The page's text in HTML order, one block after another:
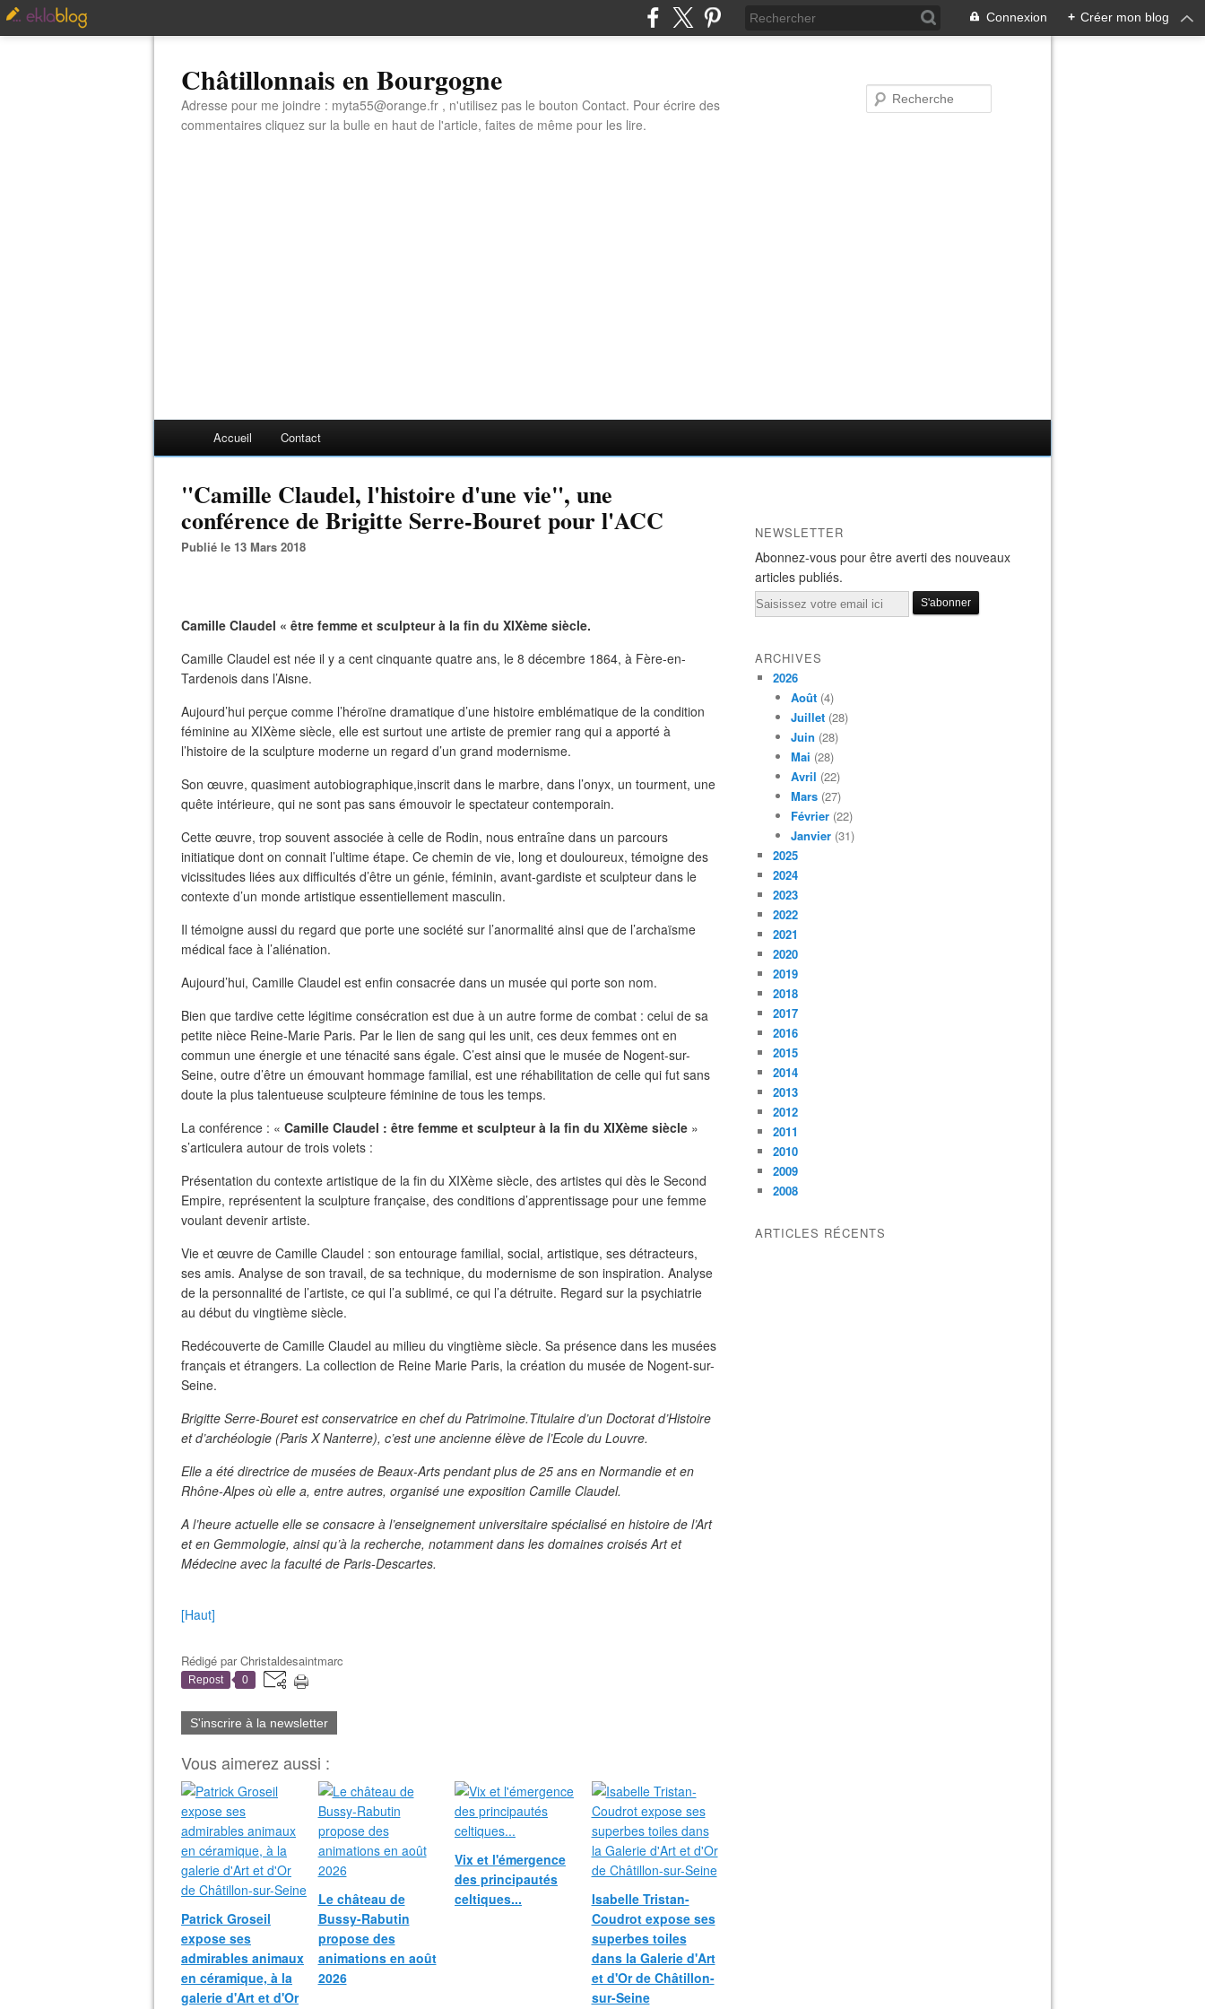
Connexion + Créer mon blog
Châtillonnais en Bourgogne
Adresse pour me joindre : myta55@orange.fr , n'utilisez pas le bouton Contact. Pour écrire des
commentaires cliquez sur la bulle en haut de l'article, faites de même pour les lire.
Accueil Contact
"Camille Claudel, l'histoire d'une vie", une
conférence de Brigitte Serre-Bouret pour l'ACC
Publié le 13 Mars 2018
Camille Claudel « être femme et sculpteur à la fin du XIXème siècle.
Camille Claudel est née il y a cent cinquante quatre ans, le 8 décembre 1864, à Fère-en-
Tardenois dans l’Aisne.
Aujourd’hui perçue comme l’héroïne dramatique d’une histoire emblématique de la condition
féminine au XIXème siècle, elle est surtout une artiste de premier rang qui a apporté à
l’histoire de la sculpture moderne un regard d’un grand modernisme.
Son œuvre, quasiment autobiographique,inscrit dans le marbre, dans l’onyx, un tourment, une
quête intérieure, qui ne sont pas sans émouvoir le spectateur contemporain.
Cette œuvre, trop souvent associée à celle de Rodin, nous entraîne dans un parcours
initiatique dont on connait l’ultime étape. Ce chemin de vie, long et douloureux, témoigne des
vicissitudes liées aux difficultés d’être un génie, féminin, avant-gardiste et sculpteur dans le
contexte d’un monde artistique essentiellement masculin.
Il témoigne aussi du regard que porte une société sur l’anormalité ainsi que de l’archaïsme
médical face à l’aliénation.
Aujourd’hui, Camille Claudel est enfin consacrée dans un musée qui porte son nom.
Bien que tardive cette légitime consécration est due à un autre forme de combat : celui de sa
petite nièce Reine-Marie Paris. Par le lien de sang qui les unit, ces deux femmes ont en
commun une énergie et une ténacité sans égale. C’est ainsi que le musée de Nogent-sur-
Seine, outre d’être un émouvant hommage familial, est une réhabilitation de celle qui fut sans
doute la plus talentueuse sculpteure féminine de tous les temps.
La conférence : « Camille Claudel : être femme et sculpteur à la fin du XIXème siècle »
s’articulera autour de trois volets :
Présentation du contexte artistique de la fin du XIXème siècle, des artistes qui dès le Second
Empire, représentent la sculpture française, des conditions d’apprentissage pour une femme
voulant devenir artiste.
Vie et œuvre de Camille Claudel : son entourage familial, social, artistique, ses détracteurs,
ses amis. Analyse de son travail, de sa technique, du modernisme de son inspiration. Analyse
de la personnalité de l’artiste, ce qui l’a sublimé, ce qui l’a détruite. Regard sur la psychiatrie
au début du vingtième siècle.
Redécouverte de Camille Claudel au milieu du vingtième siècle. Sa présence dans les musées
français et étrangers. La collection de Reine Marie Paris, la création du musée de Nogent-sur-
Seine.
Brigitte Serre-Bouret est conservatrice en chef du Patrimoine.Titulaire d’un Doctorat d’Histoire
et d’archéologie (Paris X Nanterre), c’est une ancienne élève de l’Ecole du Louvre.
Elle a été directrice de musées de Beaux-Arts pendant plus de 25 ans en Normandie et en
Rhône-Alpes où elle a, entre autres, organisé une exposition Camille Claudel.
A l’heure actuelle elle se consacre à l’enseignement universitaire spécialisé en histoire de l’Art
et en Gemmologie, ainsi qu’à la recherche, notamment dans les domaines croisés Art et
Médecine avec la faculté de Paris-Descartes.
[Haut]
Rédigé parChristaldesaintmarc
Repost 0
S'inscrire à la newsletter
Vous aimerez aussi :
Patrick Groseil
expose ses
admirables animaux
en céramique, à la
galerie d'Art et d'Or
Le château de
Bussy-Rabutin
propose des
animations en août
2026
Vix et l'émergence
des principautés
celtiques...
Isabelle Tristan-
Coudrot expose ses
superbes toiles
dans la Galerie d'Art
et d'Or de Châtillon-
sur-Seine
NEWSLETTER
Abonnez-vous pour être averti des nouveaux
articles publiés.
Email
ARCHIVES
2026
Août (4)
Juillet (28)
Juin (28)
Mai (28)
Avril (22)
Mars (27)
Février (22)
Janvier (31)
2025
2024
2023
2022
2021
2020
2019
2018
2017
2016
2015
2014
2013
2012
2011
2010
2009
2008
ARTICLES RÉCENTS